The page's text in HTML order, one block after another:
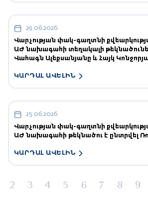
29.06.2026
Վարչության փակ-գաղտնի
ԱԺ նախագահի տեղակալի
Վահագն Ալեքսանյանը և Հայկ
ԿԱՐԴԱԼ ԱՎԵԼԻՆ
25.06.2026
Վարչության փակ-գաղտնի
ԱԺ նախագահի թեկնածու է ընտրվել
ԿԱՐԴԱԼ ԱՎԵԼԻՆ
2 3 4 5 6 7 8 9